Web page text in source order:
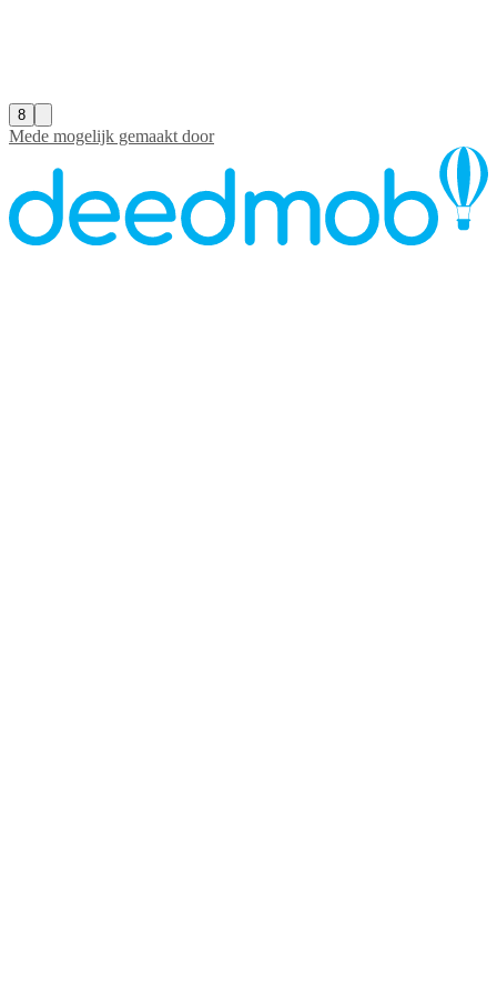
8
Mede mogelijk gemaakt door